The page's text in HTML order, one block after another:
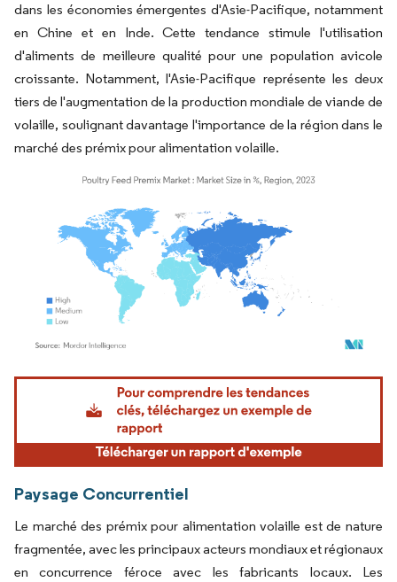
dans les économies émergentes d'Asie-Pacifique, notamment
en Chine et en Inde. Cette tendance stimule l'utilisation
d'aliments de meilleure qualité pour une population avicole
croissante. Notamment, l'Asie-Pacifique représente les deux
tiers de l'augmentation de la production mondiale de viande de
volaille, soulignant davantage l'importance de la région dans le
marché des prémix pour alimentation volaille.
Image © Mordor Intelligence. La réutilisation nécessite une attribution sous CC BY
Paysage Concurrentiel
Le marché des prémix pour alimentation volaille est de nature
fragmentée, avec les principaux acteurs mondiaux et régionaux
en concurrence féroce avec les fabricants locaux. Les